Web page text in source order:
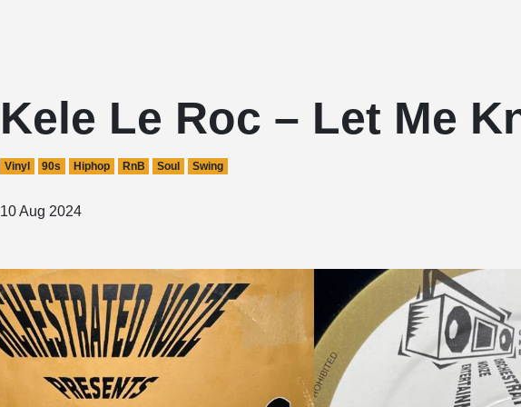
Kele Le Roc – Let Me
Vinyl 90s Hiphop RnB Soul Swing
10 Aug 2024